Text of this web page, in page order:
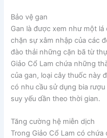
Bảo vệ gan
Gan là được xem như một
chặn sự xâm nhập của các
đào thải những cặn bã từ
Giảo Cổ Lam chứa những
của gan, loại cây thuốc này
có nhu cầu sử dụng bia
suy yếu dần theo thời gian.
Tăng cường hệ miễn dịch
Trong Giảo Cổ Lam có